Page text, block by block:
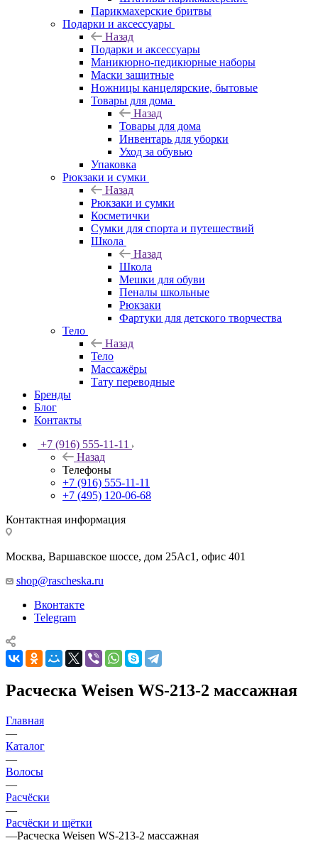
Парикмахерские бритвы
Подарки и аксессуары
Назад
Подарки и аксессуары
Маникюрно-педикюрные наборы
Маски защитные
Ножницы канцелярские, бытовые
Товары для дома
Назад
Товары для дома
Инвентарь для уборки
Уход за обувью
Упаковка
Рюкзаки и сумки
Назад
Рюкзаки и сумки
Косметички
Сумки для спорта и путешествий
Школа
Назад
Школа
Мешки для обуви
Пеналы школьные
Рюкзаки
Фартуки для детского творчества
Тело
Назад
Тело
Массажёры
Тату переводные
Бренды
Блог
Контакты
+7 (916) 555-11-11
Назад
Телефоны
+7 (916) 555-11-11
+7 (495) 120-06-68
Контактная информация
Москва, Варшавское шоссе, дом 25Аc1, офис 401
shop@rascheska.ru
Вконтакте
Telegram
Расческа Weisen WS-213-2 массажная
Главная
—
Каталог
—
Волосы
—
Расчёски
—
Расчёски и щётки
—Расческа Weisen WS-213-2 массажная